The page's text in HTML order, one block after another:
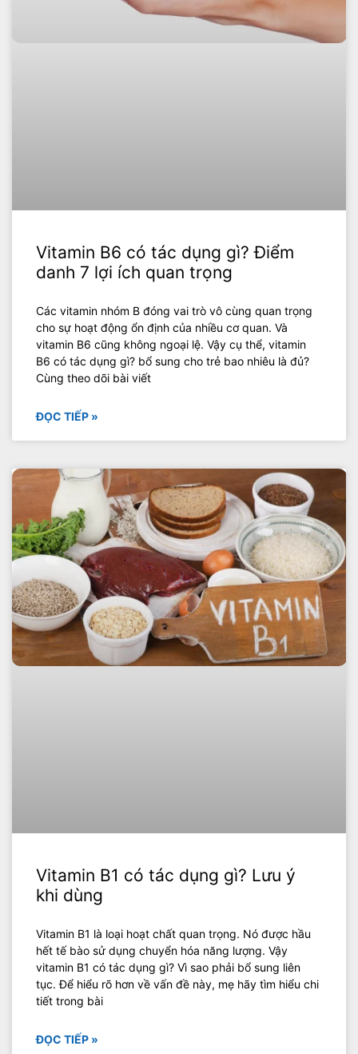
Vitamin B6 có tác dụng gì? Điểm
danh 7 lợi ích quan trọng
Các vitamin nhóm B đóng vai trò vô cùng quan trọng
cho sự hoạt động ổn định của nhiều cơ quan. Và
vitamin B6 cũng không ngoại lệ. Vậy cụ thể, vitamin
B6 có tác dụng gì? bổ sung cho trẻ bao nhiêu là đủ?
Cùng theo dõi bài viết
ĐỌC TIẾP »
Vitamin B1 có tác dụng gì? Lưu ý
khi dùng
Vitamin B1 là loại hoạt chất quan trọng. Nó được hầu
hết tế bào sử dụng chuyển hóa năng lượng. Vậy
vitamin B1 có tác dụng gì? Vì sao phải bổ sung liên
tục. Để hiểu rõ hơn về vấn đề này, mẹ hãy tìm hiểu chi
tiết trong bài
ĐỌC TIẾP »